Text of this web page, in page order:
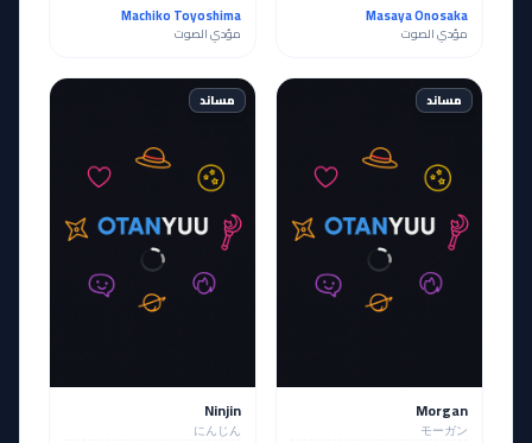
Masaya Onosaka
مؤدي الصوت
Machiko Toyoshima
مؤدي الصوت
مساند
Morgan
モーガン
مساند
Ninjin
にんじん